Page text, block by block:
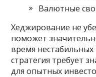
Валютные
Хеджирование не
поможет
время
стратегия требует
для опытных